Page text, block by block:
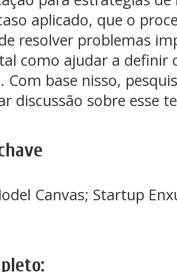
aplicado, que o
resolver problemas
como ajudar a definir
Com base nisso,
discussão sobre esse
Canvas; Startup